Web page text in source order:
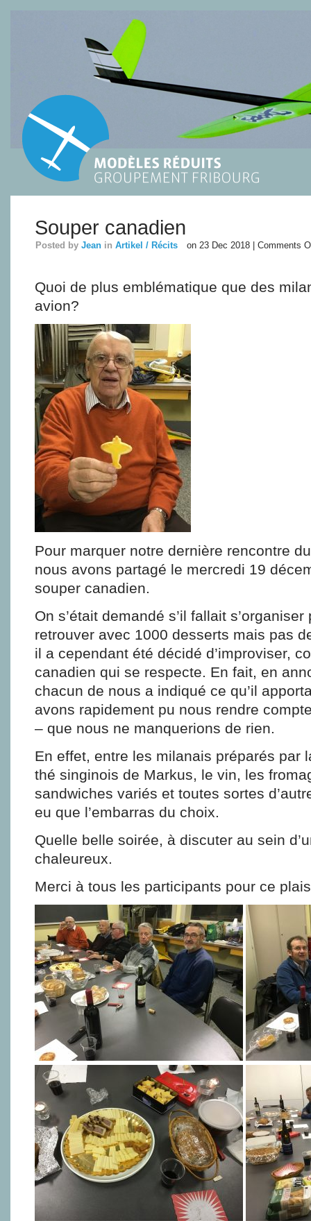
Souper canadien
Posted by Jean in Artikel / Récits on 23 Dec 2018 | Comments
Quoi de plus emblématique que des
avion?
Pour marquer notre dernière rencontre
nous avons partagé le mercredi 19
souper canadien.
On s’était demandé s’il fallait
retrouver avec 1000 desserts mais pas
il a cependant été décidé d’improviser,
canadien qui se respecte. En fait, en
chacun de nous a indiqué ce qu’il
avons rapidement pu nous rendre
– que nous ne manquerions de rien.
En effet, entre les milanais préparés par
thé singinois de Markus, le vin, les
sandwiches variés et toutes sortes
eu que l’embarras du choix.
Quelle belle soirée, à discuter au sein
chaleureux.
Merci à tous les participants pour ce